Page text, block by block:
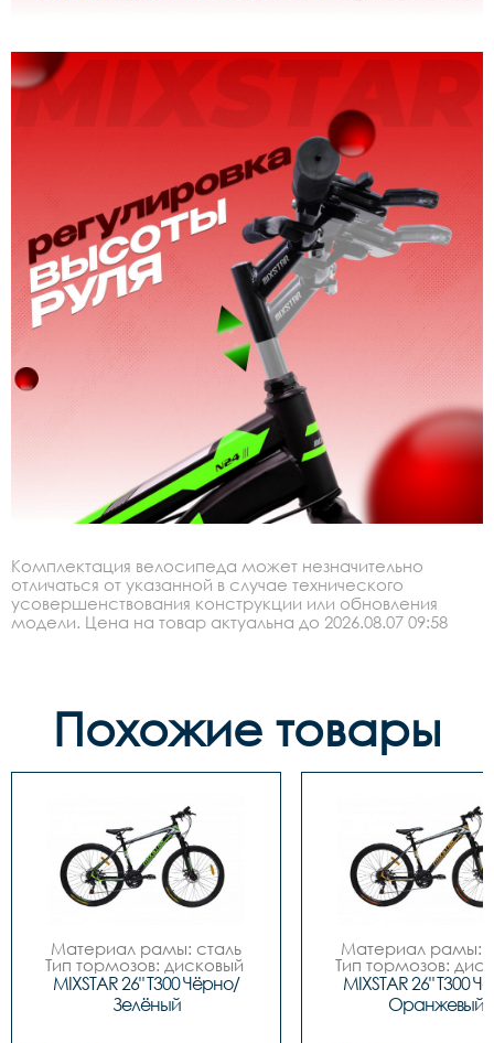
Комплектация велосипеда может незначительно
отличаться от указанной в случае технического
усовершенствования конструкции или обновления
модели. Цена на товар актуальна до 2026.08.07 09:58
Похожие товары
Материал рамы: сталь
Тип тормозов: дисковый
механический
Диаметр колес: 26
Размеры		18"
MIXSTAR 26" T300 Чёрно/
Зелёный
Материал рамы:
Тип тормозов:
Диаметр
Размеры		18"
MIXSTAR 26" T300
Оранжевый